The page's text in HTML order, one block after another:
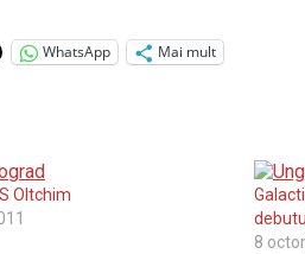
WhatsApp
Mai mult
Oltchim
8